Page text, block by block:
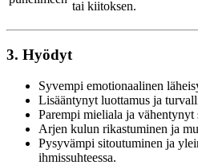
tai kiitoksen.
3. Hyödyt
Syvempi emotionaalinen
Lisääntynyt luottamus ja
Parempi mieliala ja
Arjen kulun rikastuminen ja
Pysyvämpi sitoutuminen ja
ihmissuhteessa.